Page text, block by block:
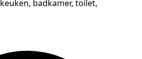
badkamer, toilet,